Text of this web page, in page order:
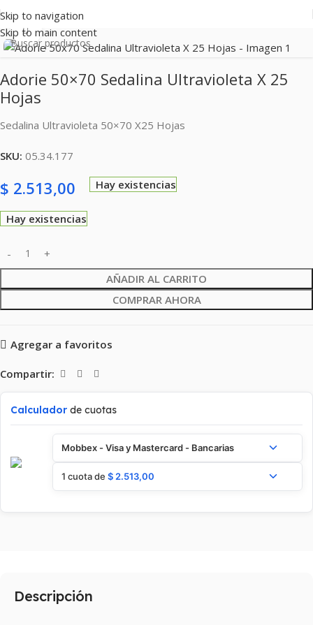
Skip to navigation
Skip to main content
Clic para ampliar
Adorie 50×70 Sedalina Ultravioleta X 25
Hojas
Sedalina Ultravioleta 50×70 X25 Hojas
SKU: 05.34.177
$ 2.513,00 Hay existencias
Hay existencias
AÑADIR AL CARRITO
COMPRAR AHORA
Agregar a favoritos
Compartir:
Calculador de cuotas
Mobbex - Visa y Mastercard - Bancarias
1 cuota de $ 2.513,00
Descripción